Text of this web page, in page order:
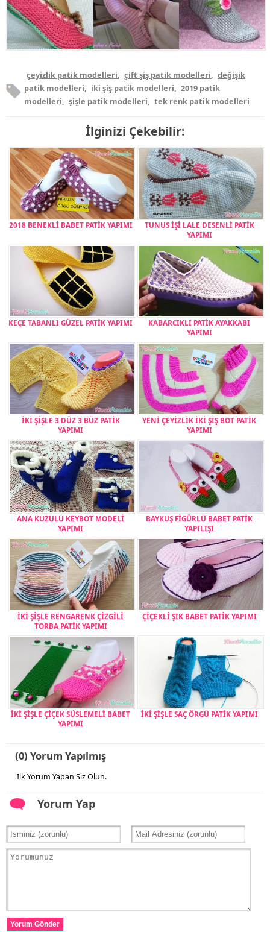
çeyizlik patik modelleri, çift şiş patik modelleri, değişik
patik modelleri, iki şiş patik modelleri, 2019 patik
modelleri, şişle patik modelleri, tek renk patik modelleri
İlginizi Çekebilir:
2018 BENEKLİ BABET PATİK YAPIMI
TUNUS İŞİ LALE DESENLİ PATİK
YAPIMI
KEÇE TABANLI GÜZEL PATİK YAPIMI
KABARCIKLI PATİK AYAKKABI
YAPIMI
İKİ ŞİŞLE 3 DÜZ 3 BÜZ PATİK
YAPIMI
YENİ ÇEYİZLİK İKİ ŞİŞ BOT PATİK
YAPIMI
ANA KUZULU KEYBOT MODELİ
YAPIMI
BAYKUŞ FİGÜRLÜ BABET PATİK
YAPILIŞI
İKİ ŞİŞLE RENGARENK ÇİZGİLİ
TORBA PATİK YAPIMI
ÇİÇEKLİ ŞIK BABET PATİK YAPIMI
İKİ ŞİŞLE ÇİÇEK SÜSLEMELİ BABET
YAPIMI
İKİ ŞİŞLE SAÇ ÖRGÜ PATİK YAPIMI
(0) Yorum Yapılmış
İlk Yorum Yapan Siz Olun.
Yorum Yap
Yorum Gönder